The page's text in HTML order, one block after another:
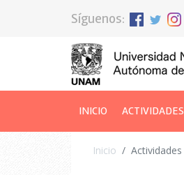
Síguenos:
INICIO (CURRENT)
ACTIVIDADES
Inicio Actividades